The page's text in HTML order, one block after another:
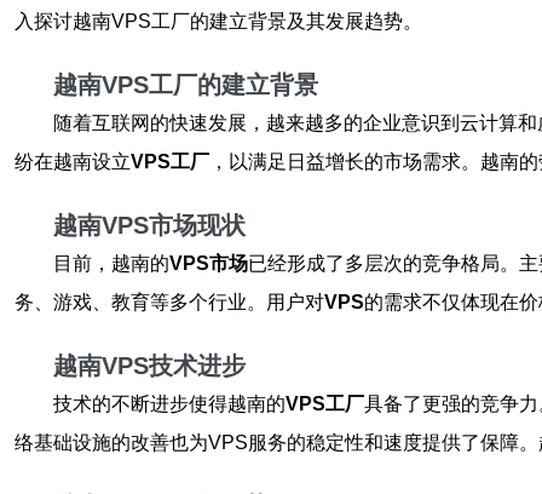
入探讨越南VPS工厂的建立背景及其发展趋势。
越南VPS工厂的建立背景
随着互联网的快速发展，越来越多的企业意识到云计算
纷在越南设立VPS工厂 ，以满足日益增长的市场需求。越南
越南VPS市场现状
目前，越南的VPS市场已经形成了多层次的竞争格局。
务、游戏、教育等多个行业。用户对VPS的需求不仅体现在
越南VPS技术进步
技术的不断进步使得越南的VPS工厂具备了更强的竞争
络基础设施的改善也为VPS服务的稳定性和速度提供了保障